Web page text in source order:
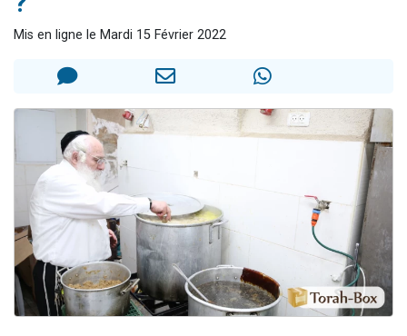
Il reste 49 places pour étudier en groupe sur Zoom
Eli vient de donner son Maasser
Mis en ligne le Mardi 15 Février 2022